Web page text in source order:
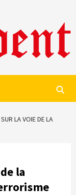
LA VOIE DE LA
la